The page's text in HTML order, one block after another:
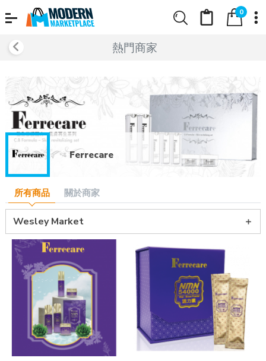
0
熱門商家
Ferrecare
所有商品 關於商家
Wesley Market